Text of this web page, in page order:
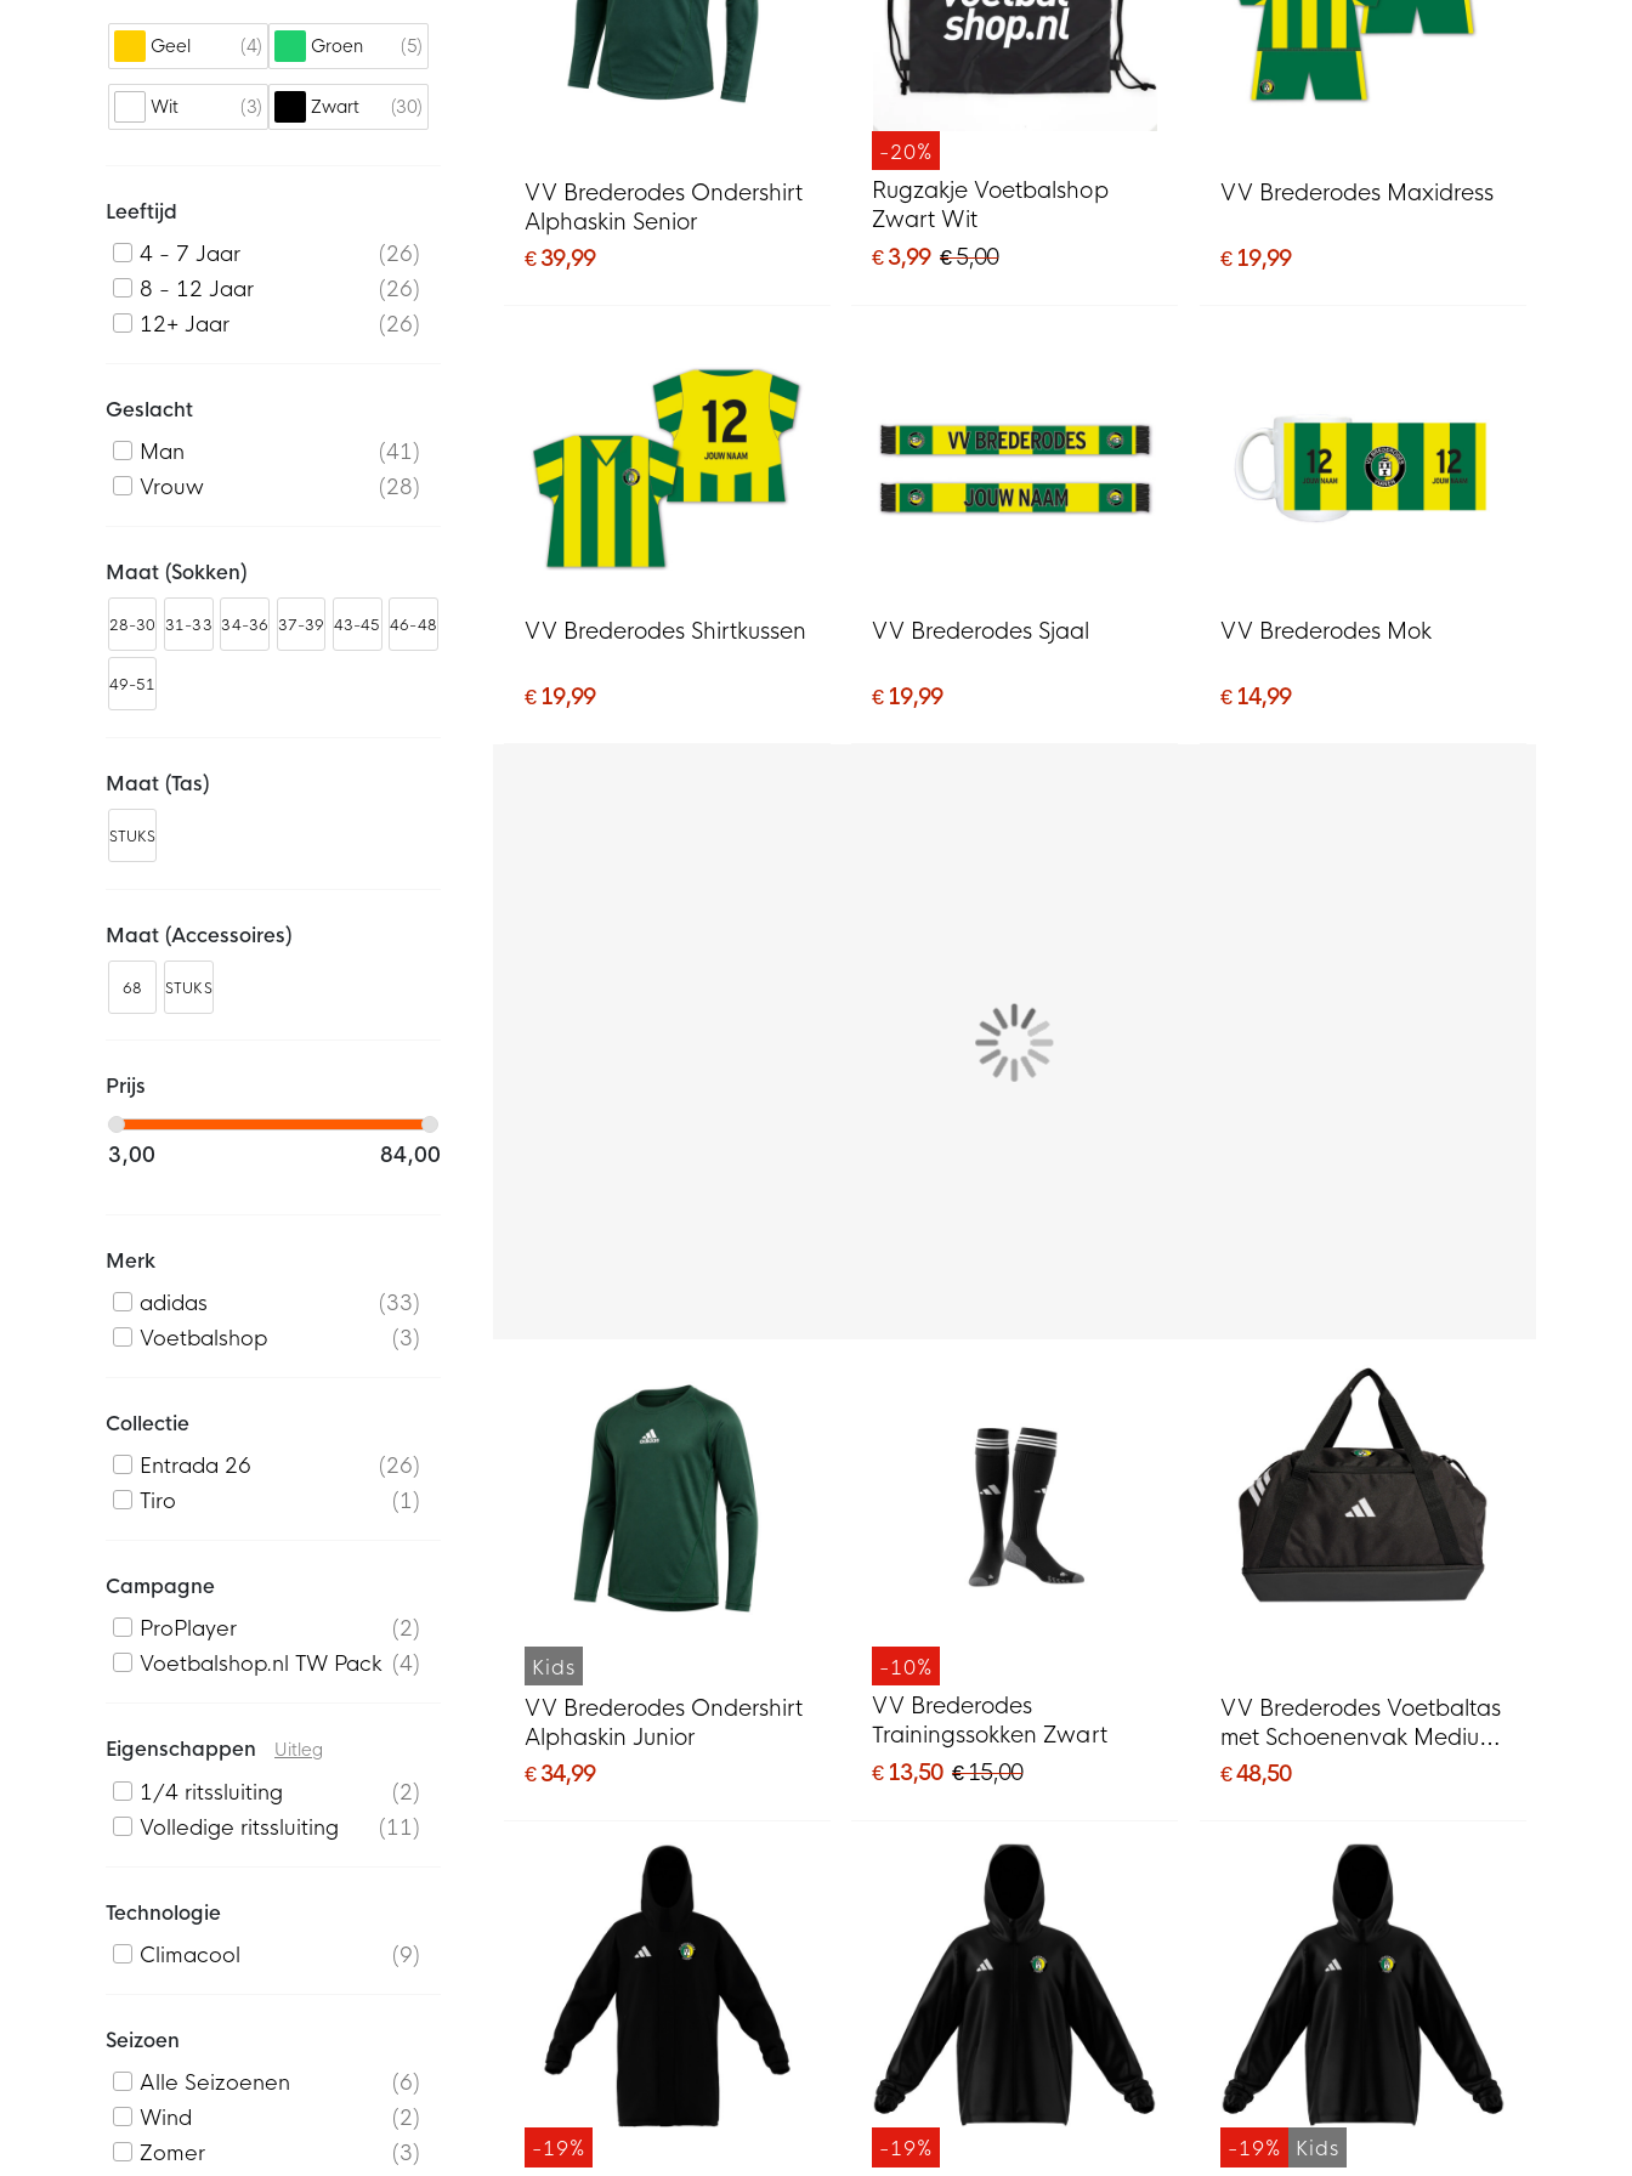
VV Brederodes Ondershirt
Alphaskin Senior
€ 39,99
-20%
Rugzakje Voetbalshop
Zwart Wit
€ 3,99 € 5,00
VV Brederodes Maxidress
€ 19,99
VV Brederodes Shirtkussen
€ 19,99
VV Brederodes Sjaal
€ 19,99
VV Brederodes Mok
€ 14,99
Kids
VV Brederodes Ondershirt
Alphaskin Junior
€ 34,99
-10%
VV Brederodes
Trainingssokken Zwart
€ 13,50 € 15,00
VV Brederodes Voetbaltas
met Schoenenvak Medium
Zwart
€ 48,50
-19% -19% -19% Kids
Geel 4 Groen 5
Wit 3 Zwart 30
Leeftijd
4 - 7 Jaar
26
8 - 12 Jaar
26
12+ Jaar
26
Geslacht
Man
41
Vrouw
28
Maat (sokken)
28-30 31-33 34-36 37-39 43-45 46-48
49-51
Maat (tas)
STUKS
Maat (accessoires)
68 STUKS
Prijs
3,00 84,00
Merk
adidas
33
Voetbalshop
3
Collectie
Entrada 26
26
Tiro
1
Campagne
ProPlayer
2
Voetbalshop.nl TW Pack
4
Eigenschappen Uitleg
1/4 ritssluiting
2
Volledige ritssluiting
11
Technologie
Climacool
9
Seizoen
Alle Seizoenen
6
Wind
2
Zomer
3